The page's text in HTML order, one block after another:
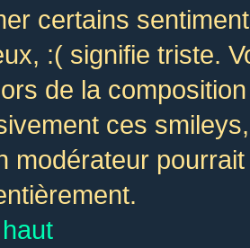
certains
:( signifie triste.
de la
ces
modérateur